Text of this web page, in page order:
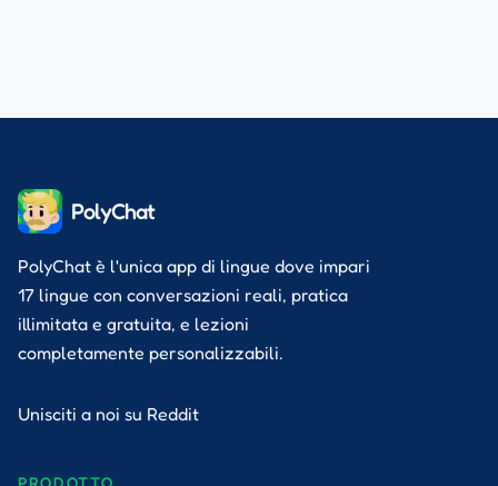
PolyChat
PolyChat è l'unica app di lingue dove impari
17 lingue con conversazioni reali, pratica
illimitata e gratuita, e lezioni
completamente personalizzabili.
Unisciti a noi su Reddit
PRODOTTO